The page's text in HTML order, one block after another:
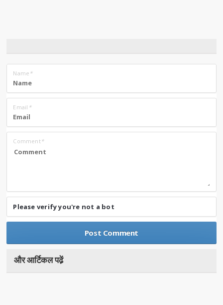
Name *
Email *
Comment*
Please verify you're not a bot
और आर्टिकल पढे़ं